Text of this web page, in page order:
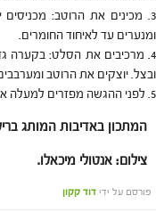
מכינים את הרוטב:
ומנערים עד לאיחוד החומרים.
מרכיבים את הסלט: בקערה
ובצל. יוצקים את הרוטב
לפני ההגשה מפזרים למעלה את
המתכון באדיבות המותג
צילום: אנטולי מיכאלו.
פורסם על ידי דוד קקון